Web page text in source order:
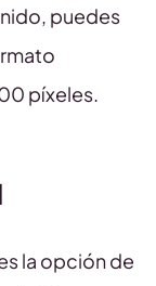
puedes
píxeles.
la opción de